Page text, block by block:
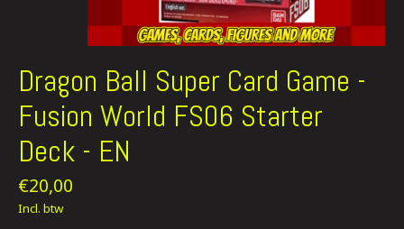
Dragon Ball Super Card Game -
Fusion World FS06 Starter
Deck - EN
€20,00
Incl. btw